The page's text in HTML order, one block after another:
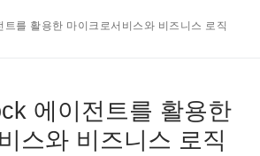
를 활용한 마이크로서비스와 비즈니스 로직
에이전트를 활용한
스와 비즈니스 로직